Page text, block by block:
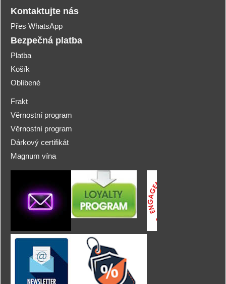
Kontaktujte nás
Přes WhatsApp
Bezpečná platba
Platba
Košík
Oblíbené
Frakt
Věrnostní program
Věrnostní program
Dárkový certifikát
Magnum vína